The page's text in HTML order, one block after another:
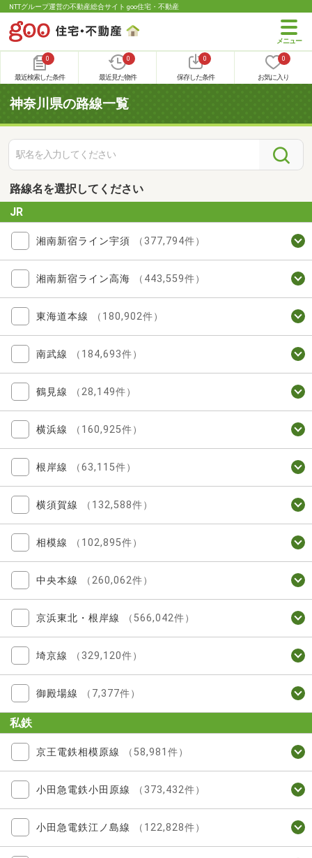
NTTグループ運営の不動産総合サイト goo住宅・不動産
0
最近検索した条件
0
最近見た物件
0
保存した条件
0
お気に入り
神奈川県の路線一覧
路線名を選択してください
JR
湘南新宿ライン宇須 （377,794件）
湘南新宿ライン高海 （443,559件）
東海道本線 （180,902件）
南武線 （184,693件）
鶴見線 （28,149件）
横浜線 （160,925件）
根岸線 （63,115件）
横須賀線 （132,588件）
相模線 （102,895件）
中央本線 （260,062件）
京浜東北・根岸線 （566,042件）
埼京線 （329,120件）
御殿場線 （7,377件）
私鉄
京王電鉄相模原線 （58,981件）
小田急電鉄小田原線 （373,432件）
小田急電鉄江ノ島線 （122,828件）